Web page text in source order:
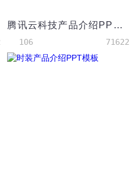
腾讯云科技产品介绍PPT模板
106 71622